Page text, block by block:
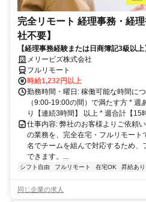
完全リモート 経理事務・経
社不要】
【経理事務経験または日商簿記3級以
完全在宅で育児・介護中の方も大歓迎♪
メリービズ株式会社
フルリモート
時給1,232円以上
勤務時間・曜日: 稼働可能な時間に
（9:00-19:00の間）で満たす方 *
り【連続3時間】 以上 * 週合計【15
仕事内容: 弊社のお客様よりご依頼
の業務を、完全在宅・フルリモー
名でチームを組んで対応するため
できます。...
シフト自由 フルリモート 在宅OK 昇給あり
同じ企業の求人